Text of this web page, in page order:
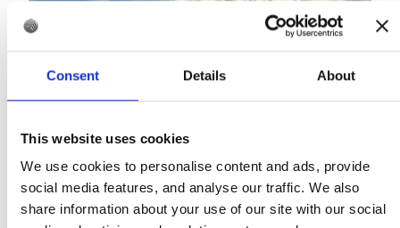
Consent Details About
This website uses cookies
We use cookies to personalise content and ads, provide
social media features, and analyse our traffic. We also
share information about your use of our site with our social
Swiss Geo Energy
March 24, 2024